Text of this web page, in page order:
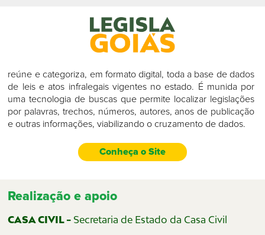
reúne e categoriza, em formato digital, toda a base de dados
de leis e atos infralegais vigentes no estado. É munida por
uma tecnologia de buscas que permite localizar legislações
por palavras, trechos, números, autores, anos de publicação
e outras informações, viabilizando o cruzamento de dados.
Conheça o Site
Realização e apoio
CASA CIVIL - Secretaria de Estado da Casa Civil